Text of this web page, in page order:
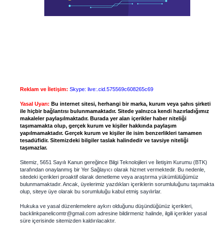
Reklam ve İletişim: Skype: live:.cid.575569c608265c69
Yasal Uyarı: Bu internet sitesi, herhangi bir marka, kurum veya şahıs şirketi
ile hiçbir bağlantısı bulunmamaktadır. Sitede yalnızca kendi hazırladığımız
makaleler paylaşılmaktadır. Burada yer alan içerikler haber niteliği
taşımamakta olup, gerçek kurum ve kişiler hakkında paylaşım
yapılmamaktadır. Gerçek kurum ve kişiler ile isim benzerlikleri tamamen
tesadüfidir. Sitemizdeki bilgiler taslak halindedir ve tavsiye niteliği
taşımazlar.
Sitemiz, 5651 Sayılı Kanun gereğince Bilgi Teknolojileri ve İletişim Kurumu (BTK)
tarafından onaylanmış bir Yer Sağlayıcı olarak hizmet vermektedir. Bu nedenle,
sitedeki içerikleri proaktif olarak denetleme veya araştırma yükümlülüğümüz
bulunmamaktadır. Ancak, üyelerimiz yazdıkları içeriklerin sorumluluğunu taşımakta
olup, siteye üye olarak bu sorumluluğu kabul etmiş sayılırlar.
Hukuka ve yasal düzenlemelere aykırı olduğunu düşündüğünüz içerikleri,
backlinkpanelicomtr@gmail.comadresine bildirmeniz halinde, ilgili içerikler yasal
süre içerisinde sitemizden kaldırılacaktır.